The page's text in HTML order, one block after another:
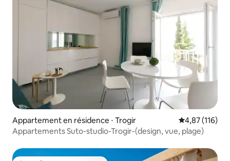
Appartement en résidence ⋅ Trogir Évaluation
4,87 (116)
Appartements Suto-studio-Trogir-(design, vue, plage)